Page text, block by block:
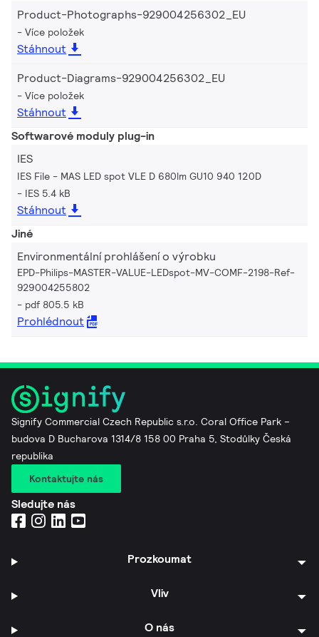
Product-Photographs-929004256302_EU
Více položek
Stáhnout
Product-Diagrams-929004256302_EU
Více položek
Stáhnout
Softwarové moduly plug-in
IES
IES File - MAS LED spot VLE D 680lm GU10 940 120D
IES 5.4 kB
Stáhnout
Jiné
Environmentální prohlášení o výrobku
EPD-Philips-MASTER-VALUE-LEDspot-MV-COMF-2198-Ref-
929004255802
pdf 805.5 kB
Prohlédnout
Signify Commercial Czech Republic s.r.o. Coral Office Park –
budova D Bucharova 1314/8 158 00 Praha 5, Stodůlky Česká
republika
Kontaktujte nás
Sledujte nás
Prozkoumat
Vliv
O nás